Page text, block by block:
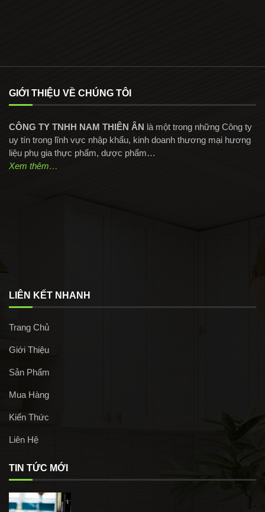
GIỚI THIỆU VỀ CHÚNG TÔI
CÔNG TY TNHH NAM THIÊN ÂN là một trong những Công ty
uy tín trong lĩnh vực nhập khẩu, kinh doanh thương mại hương
liệu phụ gia thực phẩm, dược phẩm…
Xem thêm…
LIÊN KẾT NHANH
Trang Chủ
Giới Thiệu
Sản Phẩm
Mua Hàng
Kiến Thức
Liên Hệ
TIN TỨC MỚI